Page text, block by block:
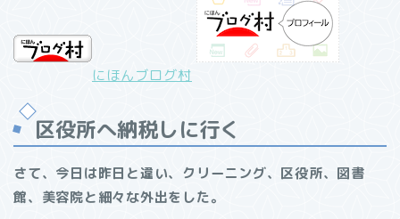
にほんブログ村
区役所へ納税しに行く
さて、今日は昨日と違い、クリーニング、区役所、図書
館、美容院と細々な外出をした。